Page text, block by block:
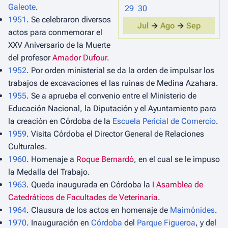
29 30
Jul → Ago → Sep
Galeote.
1951 . Se celebraron diversos
actos para conmemorar el
XXV Aniversario de la Muerte
del profesorAmador Dufour.
1952. Por orden ministerial se da la orden de impulsar los
trabajos de excavaciones el las ruinas de Medina Azahara.
1955. Se a aprueba el convenio entre el Ministerio de
Educación Nacional, la Diputación y el Ayuntamiento para
la creación en Córdoba de la Escuela Pericial de Comercio.
1959. Visita Córdoba el Director General de Relaciones
Culturales.
1960. Homenaje a Roque Bernardó, en el cual se le impuso
la Medalla del Trabajo.
1963. Queda inaugurada en Córdoba la I Asamblea de
Catedráticos de Facultades de Veterinaria.
1964. Clausura de los actos en homenaje de Maimónides.
1970. Inauguración en Córdoba del Parque Figueroa, y del